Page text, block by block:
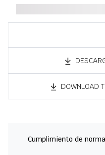
DOWNLOAD
Cumplimiento de